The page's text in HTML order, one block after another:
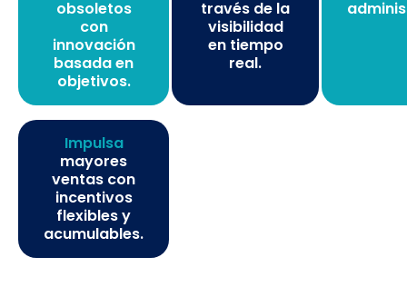
través de la
visibilidad
en tiempo
real.
Impulsa
mayores
ventas con
incentivos
flexibles y
acumulables.
obsoletos
con
innovación
basada en
objetivos.